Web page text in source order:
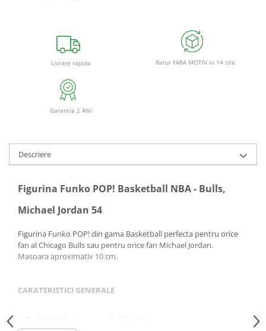
Livrare rapida Retur FARA MOTIV in 14 zile
Garantie 2 ANI
Descriere
Figurina Funko POP! Basketball NBA - Bulls,
Michael Jordan 54
Figurina Funko POP! din gama Basketball perfecta pentru orice
fan al Chicago Bulls sau pentru orice fan Michael Jordan.
Masoara aproximativ 10 cm.
CARATERISTICI GENERALE